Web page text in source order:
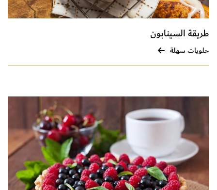
طريقة السينابون
حلويات سهلة